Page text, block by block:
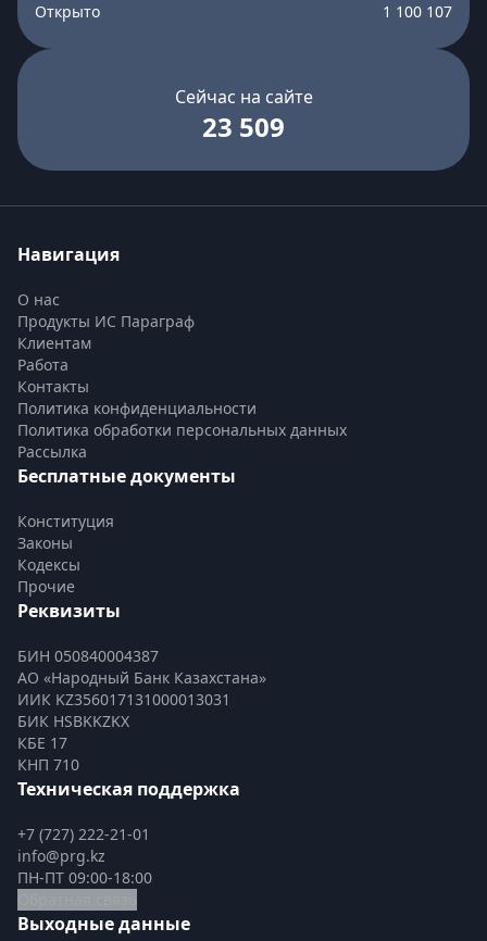
Открыто 1 100 107
Сейчас на сайте
23 509
Навигация
О нас
Продукты ИС Параграф
Клиентам
Работа
Контакты
Политика конфиденциальности
Политика обработки персональных данных
Рассылка
Бесплатные документы
Конституция
Законы
Кодексы
Прочие
Реквизиты
БИН 050840004387
АО «Народный Банк Казахстана»
ИИК KZ356017131000013031
БИК HSBKKZKX
КБЕ 17
КНП 710
Техническая поддержка
+7 (727) 222-21-01
info@prg.kz
ПН-ПТ 09:00-18:00
Выходные данные